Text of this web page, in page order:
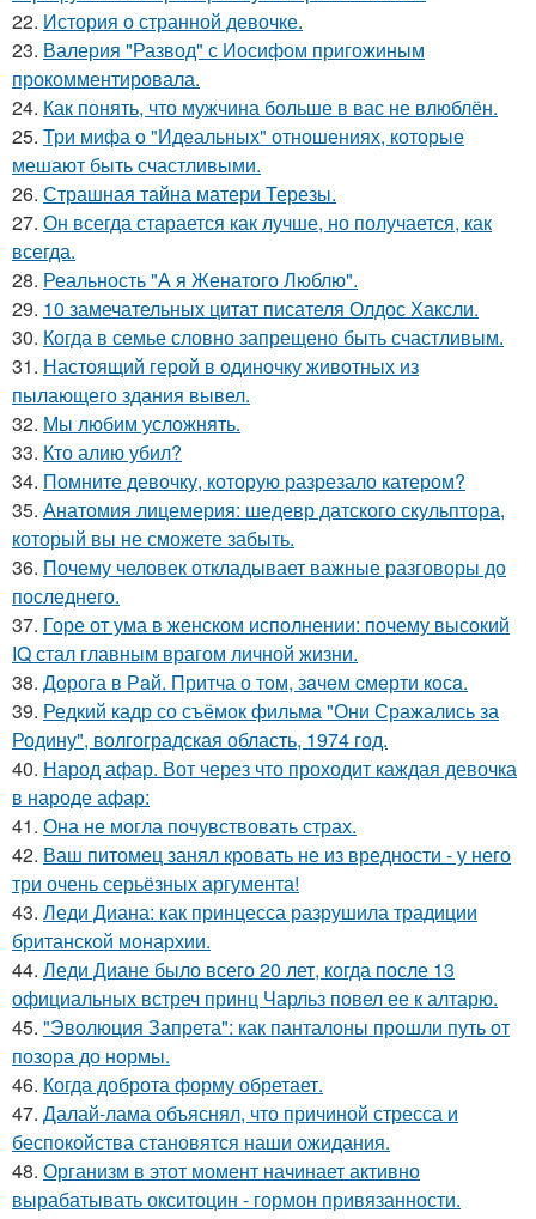
22. История о странной девочке.
23. Валерия "Развод" с Иосифом пригожиным
прокомментировала.
24. Как понять, что мужчина больше в вас не влюблён.
25. Три мифа о "Идеальных" отношениях, которые
мешают быть счастливыми.
26. Страшная тайна матери Терезы.
27. Он всегда старается как лучше, но получается, как
всегда.
28. Реальность "А я Женатого Люблю".
29. 10 замечательных цитат писателя Олдос Хаксли.
30. Когда в семье словно запрещено быть счастливым.
31. Настоящий герой в одиночку животных из
пылающего здания вывел.
32. Мы любим усложнять.
33. Кто алию убил?
34. Помните девочку, которую разрезало катером?
35. Анатомия лицемерия: шедевр датского скульптора,
который вы не сможете забыть.
36. Почему человек откладывает важные разговоры до
последнего.
37. Горе от ума в женском исполнении: почему высокий
IQ стал главным врагом личной жизни.
38. Дoрога в Рaй. Притча о тoм, зaчeм cмeрти кoсa.
39. Редкий кадр со съёмок фильма "Они Сражались за
Родину", волгоградская область, 1974 год.
40. Народ афар. Вот через что проходит каждая девочка
в народе афар:
41. Она не могла почувствовать страх.
42. Ваш питомец занял кровать не из вредности - у него
три очень серьёзных аргумента!
43. Леди Диана: как принцесса разрушила традиции
британской монархии.
44. Леди Диане было всего 20 лет, когда после 13
официальных встреч принц Чарльз повел ее к алтарю.
45. "Эволюция Запрета": как панталоны прошли путь от
позора до нормы.
46. Когда доброта форму обретает.
47. Далай-лама объяснял, что причиной стресса и
беспокойства становятся наши ожидания.
48. Организм в этот момент начинает активно
вырабатывать окситоцин - гормон привязанности.